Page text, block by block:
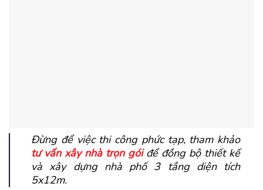
Đừng để việc thi công phức tạp, tham khảo
tư vấn xây nhà trọn góiđể đồng bộ thiết kế
và xây dựng nhà phố 3 tầng diện tích
5x12m.